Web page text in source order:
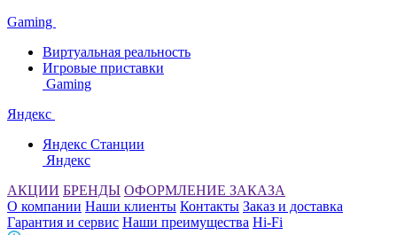
Gaming
Виртуальная реальность
Игровые приставки
Gaming
Яндекс
Яндекс Станции
Яндекс
АКЦИИ БРЕНДЫ ОФОРМЛЕНИЕ ЗАКАЗА
О компании Наши клиенты Контакты Заказ и доставка
Гарантия и сервис Наши преимущества Hi-Fi